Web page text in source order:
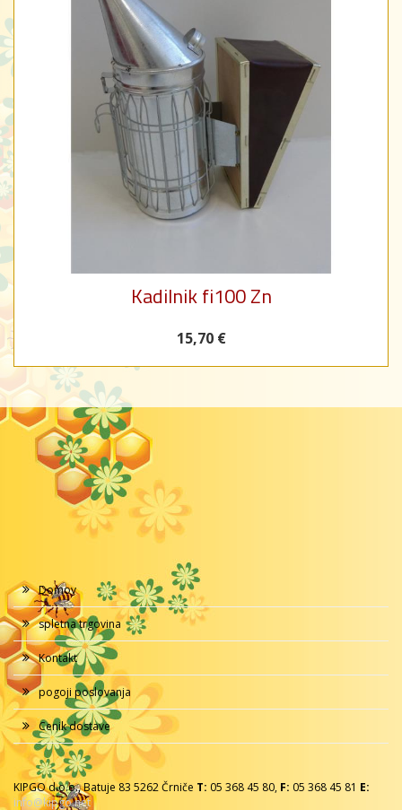
Kadilnik fi100 Zn
15,70 €
Domov
spletna trgovina
Kontakt
pogoji poslovanja
Cenik dostave
KIPGO d.o.o., Batuje 83 5262 Črniče T: 05 368 45 80, F: 05 368 45 81 E:
info@kipgo.net